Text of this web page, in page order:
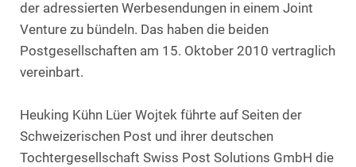
der adressierten Werbesendungen in einem Joint
Venture zu bündeln. Das haben die beiden
Postgesellschaften am 15. Oktober 2010 vertraglich
vereinbart.
Heuking Kühn Lüer Wojtek führte auf Seiten der
Schweizerischen Post und ihrer deutschen
Tochtergesellschaft Swiss Post Solutions GmbH die